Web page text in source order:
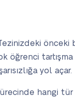
öğrenci
yol açar.
hangi